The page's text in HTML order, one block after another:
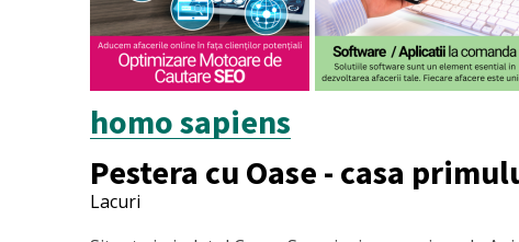
homo sapiens
Pestera cu Oase - casa
Lacuri